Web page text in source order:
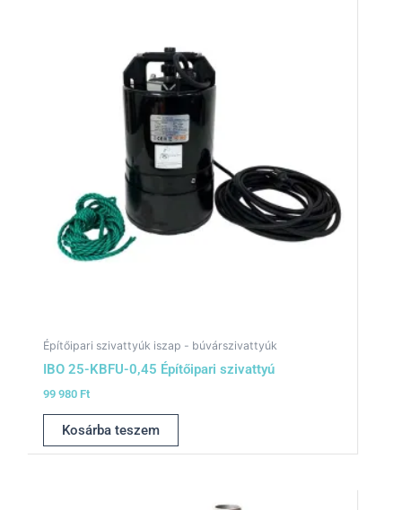
Építőipari szivattyúk iszap - búvárszivattyúk
IBO 25-KBFU-0,45 Építőipari szivattyú
99 980 Ft
Kosárba teszem